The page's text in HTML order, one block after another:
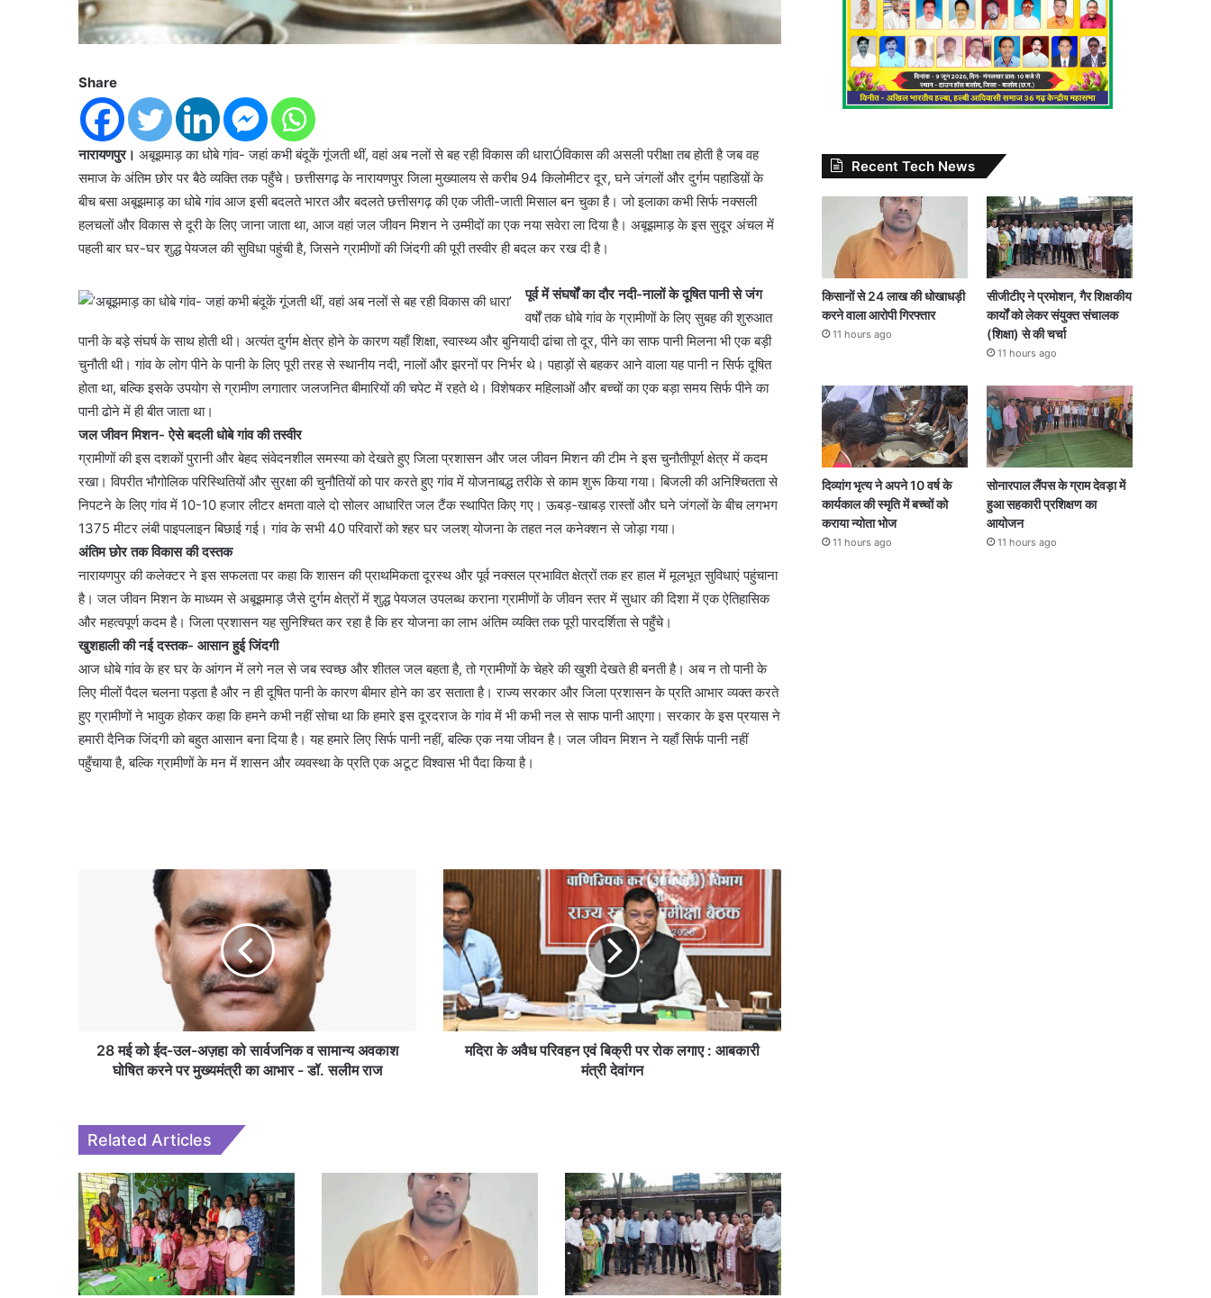
Share
नारायणपुर। अबूझमाड़ का धोबे गांव- जहां कभी बंदूकें गूंजती थीं, वहां अब नलों से बह रही विकास की धाराÓविकास की असली परीक्षा तब होती है जब वह
समाज के अंतिम छोर पर बैठे व्यक्ति तक पहुँचे। छत्तीसगढ़ के नारायणपुर जिला मुख्यालय से करीब 94 किलोमीटर दूर, घने जंगलों और दुर्गम पहाडिय़ों के
बीच बसा अबूझमाड़ का धोबे गांव आज इसी बदलते भारत और बदलते छत्तीसगढ़ की एक जीती-जाती मिसाल बन चुका है। जो इलाका कभी सिर्फ नक्सली
हलचलों और विकास से दूरी के लिए जाना जाता था, आज वहां जल जीवन मिशन ने उम्मीदों का एक नया सवेरा ला दिया है। अबूझमाड़ के इस सुदूर अंचल में
पहली बार घर-घर शुद्ध पेयजल की सुविधा पहुंची है, जिसने ग्रामीणों की जिंदगी की पूरी तस्वीर ही बदल कर रख दी है।
पूर्व में संघर्षों का दौर नदी-नालों के दूषित पानी से जंग
वर्षों तक धोबे गांव के ग्रामीणों के लिए सुबह की शुरुआत
पानी के बड़े संघर्ष के साथ होती थी। अत्यंत दुर्गम क्षेत्र होने के कारण यहाँ शिक्षा, स्वास्थ्य और बुनियादी ढांचा तो दूर, पीने का साफ पानी मिलना भी एक बड़ी
चुनौती थी। गांव के लोग पीने के पानी के लिए पूरी तरह से स्थानीय नदी, नालों और झरनों पर निर्भर थे। पहाड़ों से बहकर आने वाला यह पानी न सिर्फ दूषित
होता था, बल्कि इसके उपयोग से ग्रामीण लगातार जलजनित बीमारियों की चपेट में रहते थे। विशेषकर महिलाओं और बच्चों का एक बड़ा समय सिर्फ पीने का
पानी ढोने में ही बीत जाता था।
जल जीवन मिशन- ऐसे बदली धोबे गांव की तस्वीर
ग्रामीणों की इस दशकों पुरानी और बेहद संवेदनशील समस्या को देखते हुए जिला प्रशासन और जल जीवन मिशन की टीम ने इस चुनौतीपूर्ण क्षेत्र में कदम
रखा। विपरीत भौगोलिक परिस्थितियों और सुरक्षा की चुनौतियों को पार करते हुए गांव में योजनाबद्ध तरीके से काम शुरू किया गया। बिजली की अनिश्चितता से
निपटने के लिए गांव में 10-10 हजार लीटर क्षमता वाले दो सोलर आधारित जल टैंक स्थापित किए गए। ऊबड़-खाबड़ रास्तों और घने जंगलों के बीच लगभग
1375 मीटर लंबी पाइपलाइन बिछाई गई। गांव के सभी 40 परिवारों को श्हर घर जलश् योजना के तहत नल कनेक्शन से जोड़ा गया।
अंतिम छोर तक विकास की दस्तक
नारायणपुर की कलेक्टर ने इस सफलता पर कहा कि शासन की प्राथमिकता दूरस्थ और पूर्व नक्सल प्रभावित क्षेत्रों तक हर हाल में मूलभूत सुविधाएं पहुंचाना
है। जल जीवन मिशन के माध्यम से अबूझमाड़ जैसे दुर्गम क्षेत्रों में शुद्ध पेयजल उपलब्ध कराना ग्रामीणों के जीवन स्तर में सुधार की दिशा में एक ऐतिहासिक
और महत्वपूर्ण कदम है। जिला प्रशासन यह सुनिश्चित कर रहा है कि हर योजना का लाभ अंतिम व्यक्ति तक पूरी पारदर्शिता से पहुँचे।
खुशहाली की नई दस्तक- आसान हुई जिंदगी
आज धोबे गांव के हर घर के आंगन में लगे नल से जब स्वच्छ और शीतल जल बहता है, तो ग्रामीणों के चेहरे की खुशी देखते ही बनती है। अब न तो पानी के
लिए मीलों पैदल चलना पड़ता है और न ही दूषित पानी के कारण बीमार होने का डर सताता है। राज्य सरकार और जिला प्रशासन के प्रति आभार व्यक्त करते
हुए ग्रामीणों ने भावुक होकर कहा कि हमने कभी नहीं सोचा था कि हमारे इस दूरदराज के गांव में भी कभी नल से साफ पानी आएगा। सरकार के इस प्रयास ने
हमारी दैनिक जिंदगी को बहुत आसान बना दिया है। यह हमारे लिए सिर्फ पानी नहीं, बल्कि एक नया जीवन है। जल जीवन मिशन ने यहाँ सिर्फ पानी नहीं
पहुँचाया है, बल्कि ग्रामीणों के मन में शासन और व्यवस्था के प्रति एक अटूट विश्वास भी पैदा किया है।
28 मई को ईद-उल-अज़हा को सार्वजनिक व सामान्य अवकाश
घोषित करने पर मुख्यमंत्री का आभार - डॉ. सलीम राज
मदिरा के अवैध परिवहन एवं बिक्री पर रोक लगाए : आबकारी
मंत्री देवांगन
Related Articles
Recent Tech News
किसानों से 24 लाख की धोखाधड़ी
करने वाला आरोपी गिरफ्तार
11 hours ago
सीजीटीए ने प्रमोशन, गैर शिक्षकीय
कार्यों को लेकर संयुक्त संचालक
(शिक्षा) से की चर्चा
11 hours ago
दिव्यांग भृत्य ने अपने 10 वर्ष के
कार्यकाल की स्मृति में बच्चों को
कराया न्योता भोज
11 hours ago
सोनारपाल लैंपस के ग्राम देवड़ा में
हुआ सहकारी प्रशिक्षण का
आयोजन
11 hours ago